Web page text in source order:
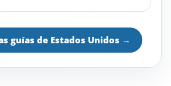
guías de Estados Unidos →